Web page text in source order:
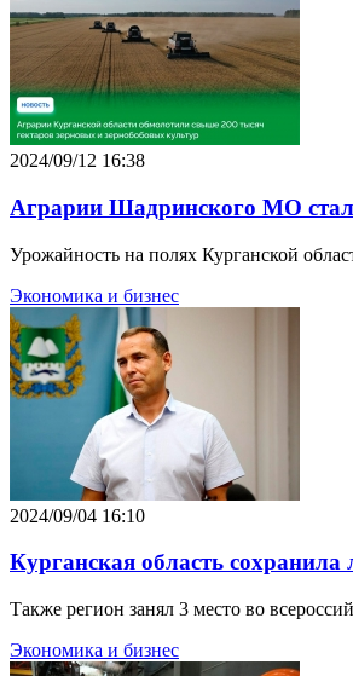
2024/09/12 16:38
Аграрии Шадринского МО
Урожайность на полях Курганской
Экономика и бизнес
2024/09/04 16:10
Курганская область
Также регион занял 3 место во
Экономика и бизнес